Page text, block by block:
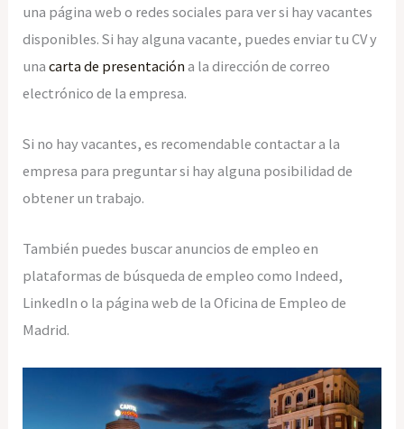
una página web o redes sociales para ver si hay vacantes
disponibles. Si hay alguna vacante, puedes enviar tu CV y
unacarta de presentación a la dirección de correo
electrónico de la empresa.
Si no hay vacantes, es recomendable contactar a la
empresa para preguntar si hay alguna posibilidad de
obtener un trabajo.
También puedes buscar anuncios de empleo en
plataformas de búsqueda de empleo como Indeed,
LinkedIn o la página web de la Oficina de Empleo de
Madrid.